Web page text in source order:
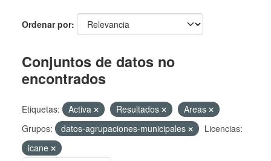
Ordenar por
Conjuntos de datos no
encontrados
Etiquetas: Activa Resultados
Areas
Grupos:
datos-agrupaciones-municipales
Licencias:
icane